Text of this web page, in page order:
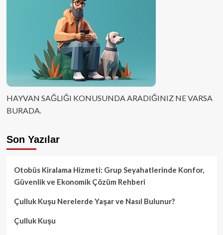
HAYVAN SAĞLIĞI KONUSUNDA ARADIĞINIZ NE VARSA
BURADA.
Son Yazılar
Otobüs Kiralama Hizmeti: Grup Seyahatlerinde Konfor,
Güvenlik ve Ekonomik Çözüm Rehberi
Çulluk Kuşu Nerelerde Yaşar ve Nasıl Bulunur?
Çulluk Kuşu